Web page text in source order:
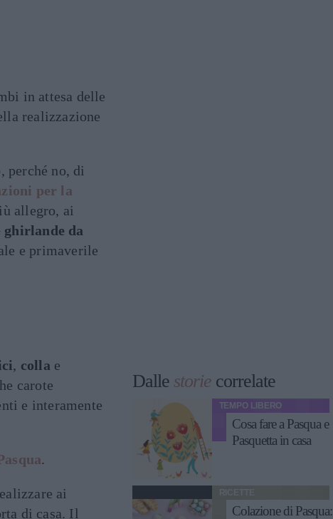
in attesa delle
realizzazione
perché no, di
per la
allegro, ai
ghirlande da
e primaverile
, colla e
carote
e interamente
.
ai
di casa. Il
Dalle storie correlate
TEMPO LIBERO
Cosa fare a Pasqua e
Pasquetta in casa
RICETTE
Colazione di Pasqua: